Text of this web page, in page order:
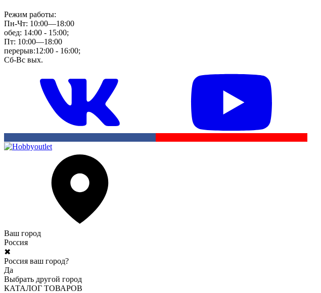
Режим работы:
Пн-Чт: 10:00—18:00
обед: 14:00 - 15:00;
Пт: 10:00—18:00
перерыв:12:00 - 16:00;
Сб-Вс вых.
Ваш город
Россия
✖
Россия ваш город?
Да
Выбрать другой город
КАТАЛОГ ТОВАРОВ